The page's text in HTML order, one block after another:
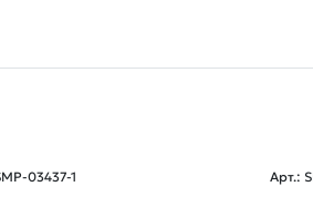
03437-1 Арт.: